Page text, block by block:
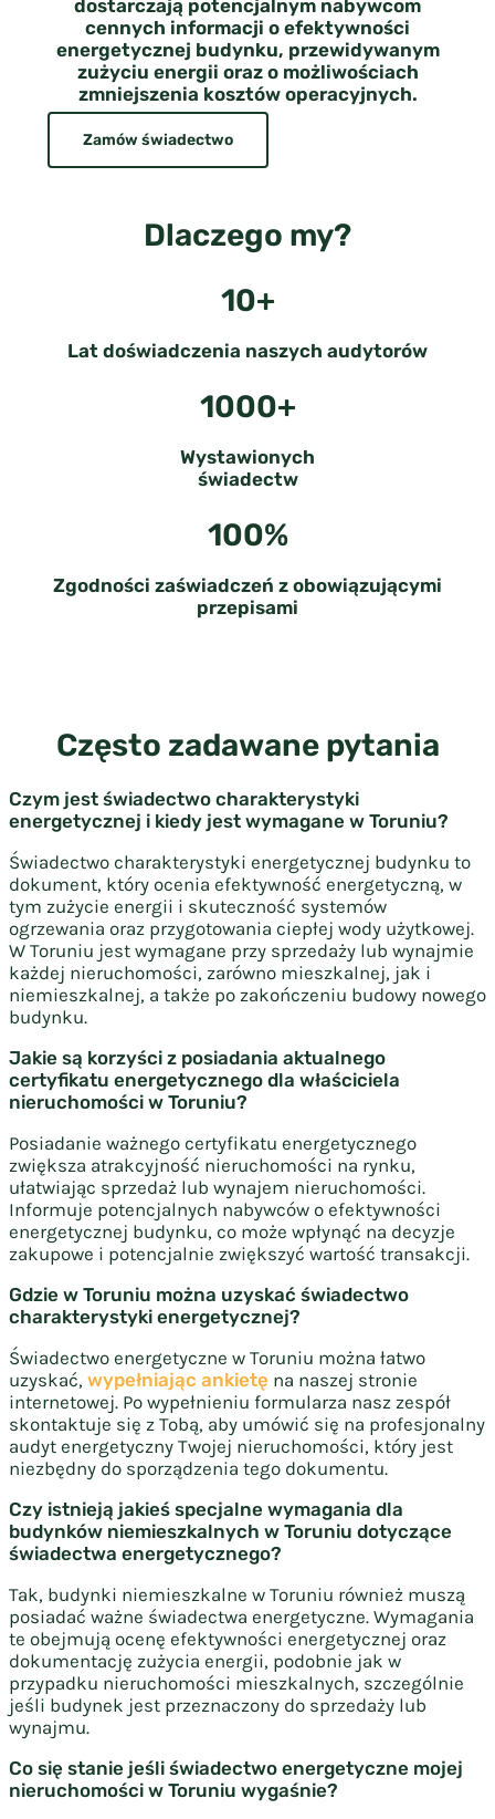
dostarczają potencjalnym nabywcom
cennych informacji o efektywności
energetycznej budynku, przewidywanym
zużyciu energii oraz o możliwościach
zmniejszenia kosztów operacyjnych.
Zamów świadectwo
Dlaczego my?
10+
Lat doświadczenia naszych audytorów
1000+
Wystawionych
świadectw
100%
Zgodności zaświadczeń z obowiązującymi
przepisami
Często zadawane pytania
Czym jest świadectwo charakterystyki
energetycznej i kiedy jest wymagane w Toruniu?
Świadectwo charakterystyki energetycznej budynku to
dokument, który ocenia efektywność energetyczną, w
tym zużycie energii i skuteczność systemów
ogrzewania oraz przygotowania ciepłej wody użytkowej.
W Toruniu jest wymagane przy sprzedaży lub wynajmie
każdej nieruchomości, zarówno mieszkalnej, jak i
niemieszkalnej, a także po zakończeniu budowy nowego
budynku.
Jakie są korzyści z posiadania aktualnego
certyfikatu energetycznego dla właściciela
nieruchomości w Toruniu?
Posiadanie ważnego certyfikatu energetycznego
zwiększa atrakcyjność nieruchomości na rynku,
ułatwiając sprzedaż lub wynajem nieruchomości.
Informuje potencjalnych nabywców o efektywności
energetycznej budynku, co może wpłynąć na decyzje
zakupowe i potencjalnie zwiększyć wartość transakcji.
Gdzie w Toruniu można uzyskać świadectwo
charakterystyki energetycznej?
Świadectwo energetyczne w Toruniu można łatwo
uzyskać, wypełniając ankietę na naszej stronie
internetowej. Po wypełnieniu formularza nasz zespół
skontaktuje się z Tobą, aby umówić się na profesjonalny
audyt energetyczny Twojej nieruchomości, który jest
niezbędny do sporządzenia tego dokumentu.
Czy istnieją jakieś specjalne wymagania dla
budynków niemieszkalnych w Toruniu dotyczące
świadectwa energetycznego?
Tak, budynki niemieszkalne w Toruniu również muszą
posiadać ważne świadectwa energetyczne. Wymagania
te obejmują ocenę efektywności energetycznej oraz
dokumentację zużycia energii, podobnie jak w
przypadku nieruchomości mieszkalnych, szczególnie
jeśli budynek jest przeznaczony do sprzedaży lub
wynajmu.
Co się stanie jeśli świadectwo energetyczne mojej
nieruchomości w Toruniu wygaśnie?